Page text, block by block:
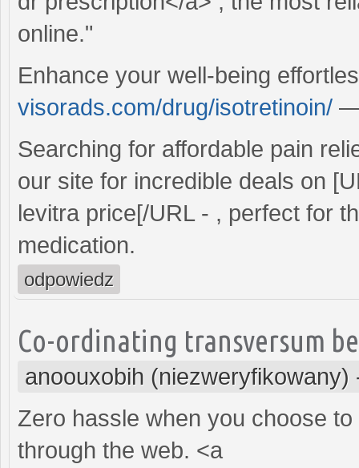
online."
Enhance your well-being
visorads.com/drug/isotretinoin/
Searching for affordable pain
our site for incredible deals on
levitra price[/URL - , perfect for
medication.
odpowiedz
Co-ordinating transversum
anoouxobih (niezweryfikowany)
Zero hassle when you choose
through the web. <a